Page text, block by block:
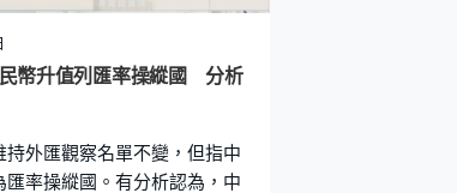
幣升值列匯率操縱國 分析
持外匯觀察名單不變，但指中
率操縱國。有分析認為，中